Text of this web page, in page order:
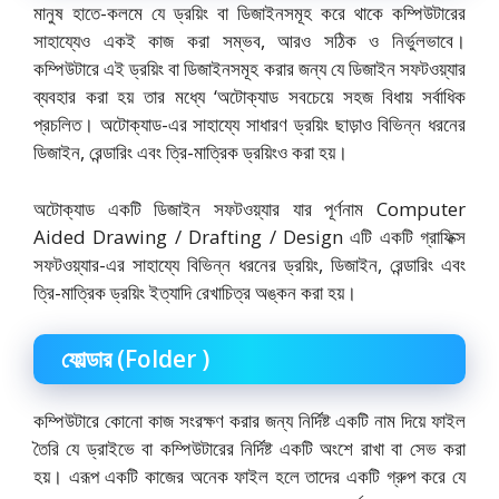
মানুষ হাতে-কলমে যে ড্রয়িং বা ডিজাইনসমূহ করে থাকে কম্পিউটারের
সাহায্যেও একই কাজ করা সম্ভব, আরও সঠিক ও নির্ভুলভাবে।
কম্পিউটারে এই ড্রয়িং বা ডিজাইনসমূহ করার জন্য যে ডিজাইন সফটওয়্যার
ব্যবহার করা হয় তার মধ্যে ‘অটোক্যাড সবচেয়ে সহজ বিধায় সর্বাধিক
প্রচলিত। অটোক্যাড-এর সাহায্যে সাধারণ ড্রয়িং ছাড়াও বিভিন্ন ধরনের
ডিজাইন, রেন্ডারিং এবং ত্রি-মাত্রিক ড্রয়িংও করা হয়।
অটোক্যাড একটি ডিজাইন সফটওয়্যার যার পূর্ণনাম Computer
Aided Drawing / Drafting / Design এটি একটি গ্রাফিক্স
সফটওয়্যার-এর সাহায্যে বিভিন্ন ধরনের ড্রয়িং, ডিজাইন, রেন্ডারিং এবং
ত্রি-মাত্রিক ড্রয়িং ইত্যাদি রেখাচিত্র অঙ্কন করা হয়।
ফোল্ডার (Folder )
কম্পিউটারে কোনো কাজ সংরক্ষণ করার জন্য নির্দিষ্ট একটি নাম দিয়ে ফাইল
তৈরি যে ড্রাইভে বা কম্পিউটারের নির্দিষ্ট একটি অংশে রাখা বা সেভ করা
হয়। এরূপ একটি কাজের অনেক ফাইল হলে তাদের একটি গ্রুপ করে যে